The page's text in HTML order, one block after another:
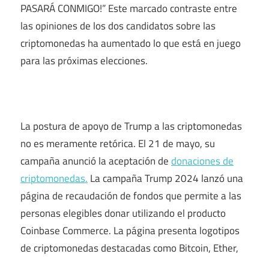
PASARÁ CONMIGO!” Este marcado contraste entre
las opiniones de los dos candidatos sobre las
criptomonedas ha aumentado lo que está en juego
para las próximas elecciones.
La postura de apoyo de Trump a las criptomonedas
no es meramente retórica. El 21 de mayo, su
campaña anunció la aceptación dedonaciones de
criptomonedas. La campaña Trump 2024 lanzó una
página de recaudación de fondos que permite a las
personas elegibles donar utilizando el producto
Coinbase Commerce. La página presenta logotipos
de criptomonedas destacadas como Bitcoin, Ether,